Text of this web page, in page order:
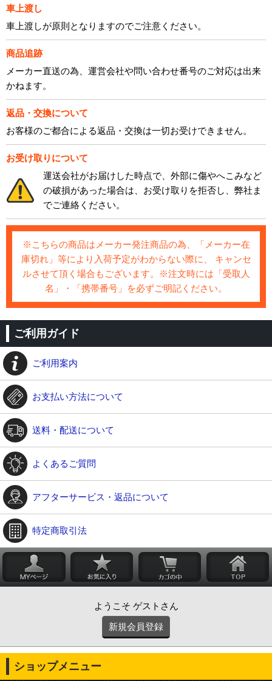
車上渡し
車上渡しが原則となりますのでご注意ください。
商品追跡
メーカー直送の為、運営会社や問い合わせ番号のご対応は出来
かねます。
返品・交換について
お客様のご都合による返品・交換は一切お受けできません。
お受け取りについて
運送会社がお届けした時点で、外部に傷やへこみなど
の破損があった場合は、お受け取りを拒否し、弊社ま
でご連絡ください。
※こちらの商品はメーカー発注商品の為、「メーカー在
庫切れ」等により入荷予定がわからない際に、 キャンセ
ルさせて頂く場合もございます。※注文時には「受取人
名」・「携帯番号」を必ずご明記ください。
ご利用ガイド
ご利用案内
お支払い方法について
送料・配送について
よくあるご質問
アフターサービス・返品について
特定商取引法
ようこそ ゲストさん
新規会員登録
ショップメニュー